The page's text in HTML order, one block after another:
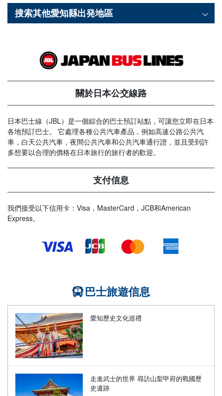
搜索其他愛知縣出発地區
關於日本公交線路
日本巴士線（JBL）是一個綜合的巴士預訂站點，可讓您立即在日本
各地預訂巴士。 它處理各種公共汽車產品，例如高速公路公共汽
車，白天公共汽車，夜間公共汽車和公共汽車通行證，並且受到許
多想要以合理的價格在日本旅行的旅行者的歡迎。
支付信息
我們接受以下信用卡：Visa，MasterCard，JCB和American
Express。
巴士旅遊信息
愛知歷史文化巡禮
走進武士的世界 尋訪山梨甲府的戰國歷
史遺跡